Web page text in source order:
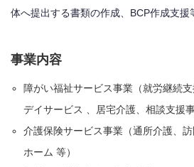
体へ提出する書類の作成、BCP作成支援
事業内容
障がい福祉サービス事業（就労継続
デイサービス 、居宅介護、相談支援事
介護保険サービス事業（通所介護、
ホーム 等）